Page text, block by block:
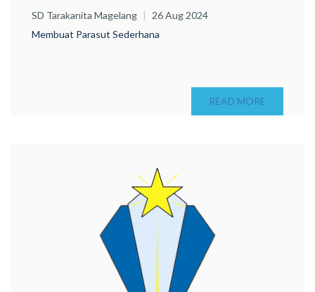
SD Tarakanita Magelang
26 Aug 2024
Membuat Parasut Sederhana
READ MORE